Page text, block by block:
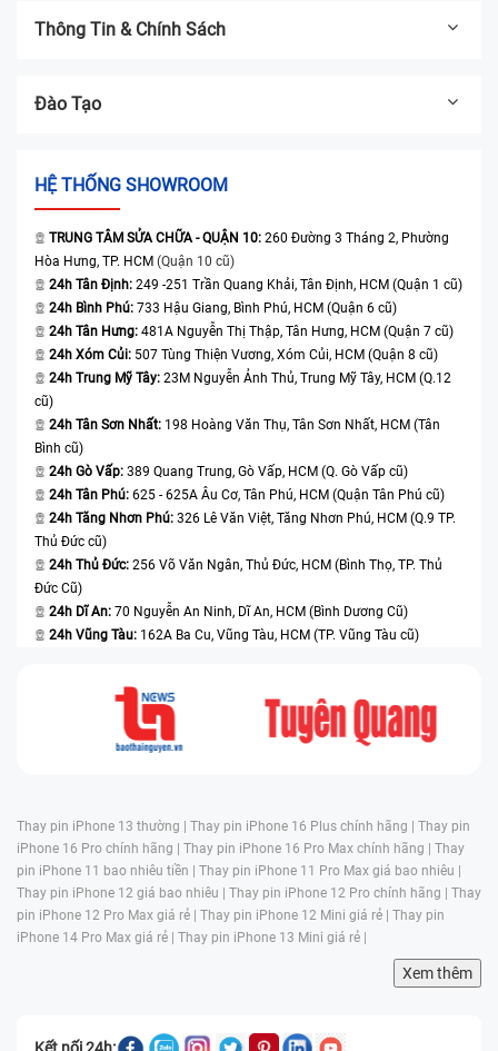
Thông Tin & Chính Sách
Đào Tạo
HỆ THỐNG SHOWROOM
TRUNG TÂM SỬA CHỮA - QUẬN 10: 260 Đường 3 Tháng 2, Phường
Hòa Hưng, TP. HCM (Quận 10 cũ)
24h Tân Định: 249 -251 Trần Quang Khải, Tân Định, HCM (Quận 1 cũ)
24h Bình Phú: 733 Hậu Giang, Bình Phú, HCM (Quận 6 cũ)
24h Tân Hưng: 481A Nguyễn Thị Thập, Tân Hưng, HCM (Quận 7 cũ)
24h Xóm Củi: 507 Tùng Thiện Vương, Xóm Củi, HCM (Quận 8 cũ)
24h Trung Mỹ Tây: 23M Nguyễn Ảnh Thủ, Trung Mỹ Tây, HCM (Q.12
cũ)
24h Tân Sơn Nhất: 198 Hoàng Văn Thụ, Tân Sơn Nhất, HCM (Tân
Bình cũ)
24h Gò Vấp: 389 Quang Trung, Gò Vấp, HCM (Q. Gò Vấp cũ)
24h Tân Phú: 625 - 625A Âu Cơ, Tân Phú, HCM (Quận Tân Phú cũ)
24h Tăng Nhơn Phú: 326 Lê Văn Việt, Tăng Nhơn Phú, HCM (Q.9 TP.
Thủ Đức cũ)
24h Thủ Đức: 256 Võ Văn Ngân, Thủ Đức, HCM (Bình Thọ, TP. Thủ
Đức Cũ)
24h Dĩ An: 70 Nguyễn An Ninh, Dĩ An, HCM (Bình Dương Cũ)
24h Vũng Tàu: 162A Ba Cu, Vũng Tàu, HCM (TP. Vũng Tàu cũ)
Thay pin iPhone 13 thường | Thay pin iPhone 16 Plus chính hãng | Thay pin
iPhone 16 Pro chính hãng | Thay pin iPhone 16 Pro Max chính hãng | Thay
pin iPhone 11 bao nhiêu tiền | Thay pin iPhone 11 Pro Max giá bao nhiêu |
Thay pin iPhone 12 giá bao nhiêu | Thay pin iPhone 12 Pro chính hãng | Thay
pin iPhone 12 Pro Max giá rẻ | Thay pin iPhone 12 Mini giá rẻ | Thay pin
iPhone 14 Pro Max giá rẻ | Thay pin iPhone 13 Mini giá rẻ |
Xem thêm